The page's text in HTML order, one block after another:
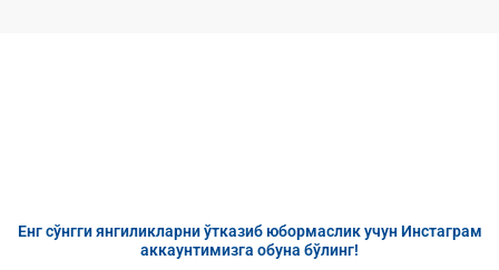
Eнг сўнгги янгиликларни ўтказиб юбормаслик учун Инстаграм
аккаунтимизга обуна бўлинг!